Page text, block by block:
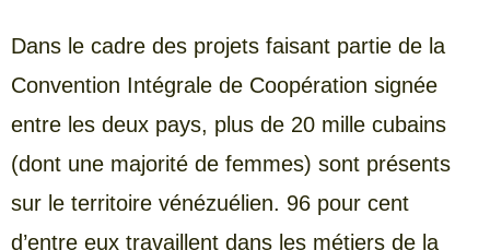
Dans le cadre des projets faisant partie de la
Convention Intégrale de Coopération signée
entre les deux pays, plus de 20 mille cubains
(dont une majorité de femmes) sont présents
sur le territoire vénézuélien. 96 pour cent
d’entre eux travaillent dans les métiers de la